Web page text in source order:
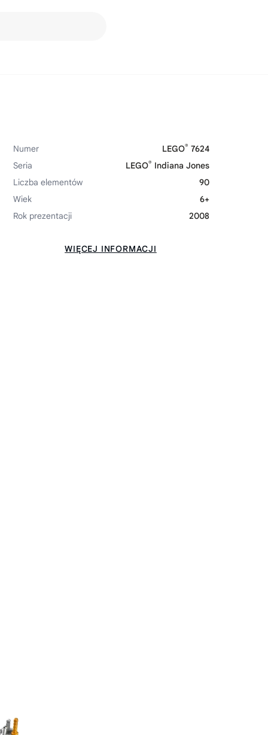
Numer LEGO® 7624
Seria
LEGO® Indiana Jones
Liczba elementów
90
Wiek
6+
Rok prezentacji
2008
WIĘCEJ INFORMACJI